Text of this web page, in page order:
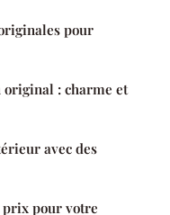
pour
: charme et
avec des
prix pour votre